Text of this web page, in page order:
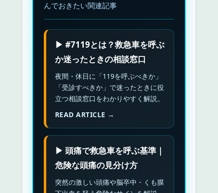
んでおきたい関連記事
▶ #7119とは？救急車を呼ぶ
か迷ったときの相談窓口
夜間・休日に「119を呼ぶべきか」
「受診すべきか」で迷ったときに役
立つ相談窓口をわかりやすく解説。
READ ARTICLE →
▶ 頭痛で救急車を呼ぶ基準｜
危険な頭痛の見分け方
突然の激しい頭痛や脳卒中・くも膜